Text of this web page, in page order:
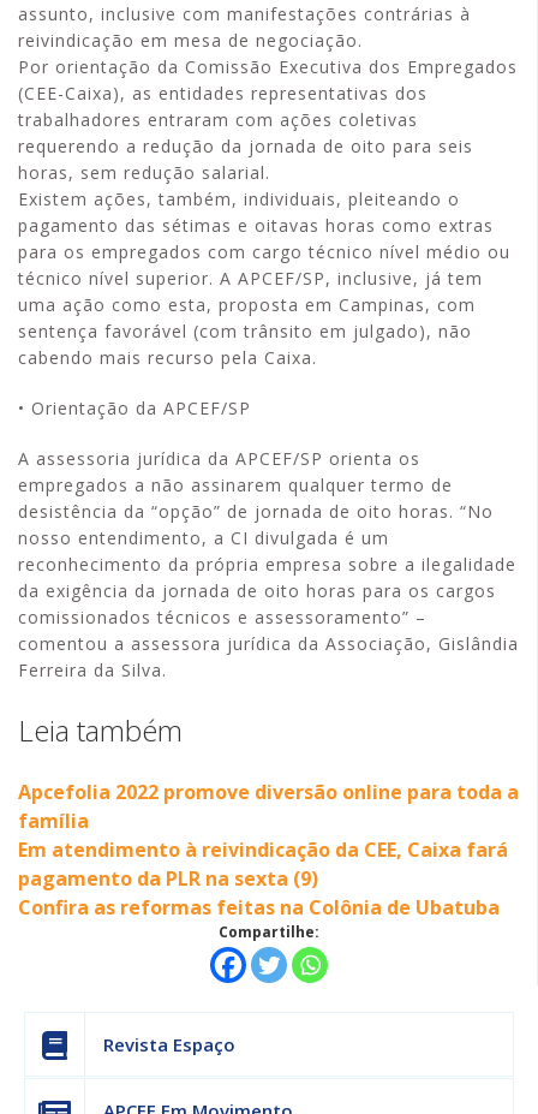
assunto, inclusive com manifestações contrárias à
reivindicação em mesa de negociação.
Por orientação da Comissão Executiva dos Empregados
(CEE-Caixa), as entidades representativas dos
trabalhadores entraram com ações coletivas
requerendo a redução da jornada de oito para seis
horas, sem redução salarial.
Existem ações, também, individuais, pleiteando o
pagamento das sétimas e oitavas horas como extras
para os empregados com cargo técnico nível médio ou
técnico nível superior. A APCEF/SP, inclusive, já tem
uma ação como esta, proposta em Campinas, com
sentença favorável (com trânsito em julgado), não
cabendo mais recurso pela Caixa.
• Orientação da APCEF/SP
A assessoria jurídica da APCEF/SP orienta os
empregados a não assinarem qualquer termo de
desistência da “opção” de jornada de oito horas. “No
nosso entendimento, a CI divulgada é um
reconhecimento da própria empresa sobre a ilegalidade
da exigência da jornada de oito horas para os cargos
comissionados técnicos e assessoramento” –
comentou a assessora jurídica da Associação, Gislândia
Ferreira da Silva.
Leia também
Apcefolia 2022 promove diversão online para toda a
família
Em atendimento à reivindicação da CEE, Caixa fará
pagamento da PLR na sexta (9)
Confira as reformas feitas na Colônia de Ubatuba
Compartilhe:
Revista Espaço